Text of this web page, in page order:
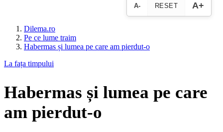
A- RESET A+
Dilema.ro
Pe ce lume traim
Habermas și lumea pe care am pierdut-o
La fața timpului
Habermas și lumea pe care
am pierdut-o